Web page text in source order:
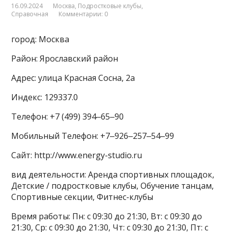
16.09.2024 Москва, Подростковые клубы,
Справочная
Комментарии: 0
город: Москва
Район: Ярославский район
Адрес: улица Красная Сосна, 2а
Индекс: 129337.0
Телефон: +7 (499) 394‒65‒90
Мобильный Телефон: +7‒926‒257‒54‒99
Сайт: http://www.energy-studio.ru
вид деятельности: Аренда спортивных площадок,
Детские / подростковые клубы, Обучение танцам,
Спортивные секции, Фитнес-клубы
Время работы: Пн: с 09:30 до 21:30, Вт: с 09:30 до
21:30, Ср: с 09:30 до 21:30, Чт: с 09:30 до 21:30, Пт: с